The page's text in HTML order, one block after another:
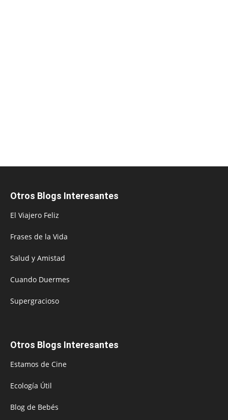
Otros Blogs Interesantes
El Viajero Feliz
Frases de la Vida
Salud y Amistad
Cuando Duermes
Supergracioso
Otros Blogs Interesantes
Estamos de Cine
Ecología Útil
Blog de Bebés